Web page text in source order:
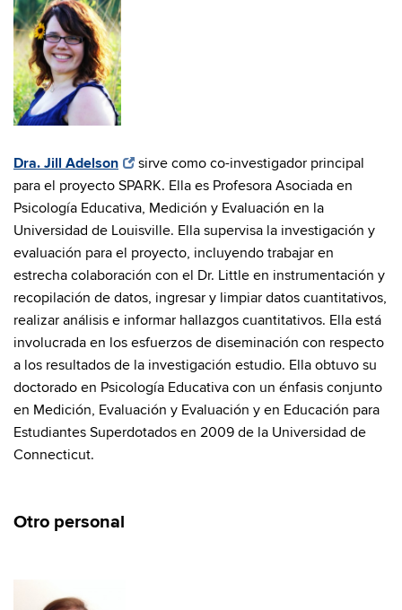
Dra. Jill Adelson
sirve como co-investigador principal
para el proyecto SPARK. Ella es Profesora Asociada en
Psicología Educativa, Medición y Evaluación en la
Universidad de Louisville. Ella supervisa la investigación y
evaluación para el proyecto, incluyendo trabajar en
estrecha colaboración con el Dr. Little en instrumentación y
recopilación de datos, ingresar y limpiar datos cuantitativos,
realizar análisis e informar hallazgos cuantitativos. Ella está
involucrada en los esfuerzos de diseminación con respecto
a los resultados de la investigación estudio. Ella obtuvo su
doctorado en Psicología Educativa con un énfasis conjunto
en Medición, Evaluación y Evaluación y en Educación para
Estudiantes Superdotados en 2009 de la Universidad de
Connecticut.
Otro personal